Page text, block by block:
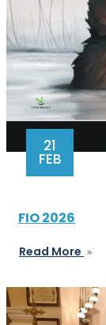
21
FEB
FIO 2026
Read More